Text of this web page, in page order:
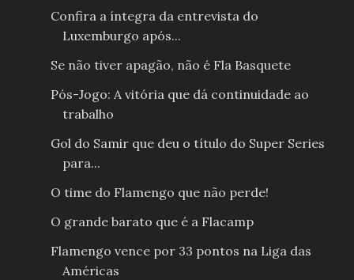
Confira a íntegra da entrevista do
Luxemburgo após...
Se não tiver apagão, não é Fla Basquete
Pós-Jogo: A vitória que dá continuidade ao
trabalho
Gol do Samir que deu o título do Super Series
para...
O time do Flamengo que não perde!
O grande barato que é a Flacamp
Flamengo vence por 33 pontos na Liga das
Américas